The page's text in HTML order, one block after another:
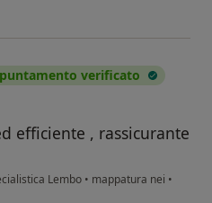
verificato
efficiente , rassicurante
Lembo • mappatura nei •
Montuori